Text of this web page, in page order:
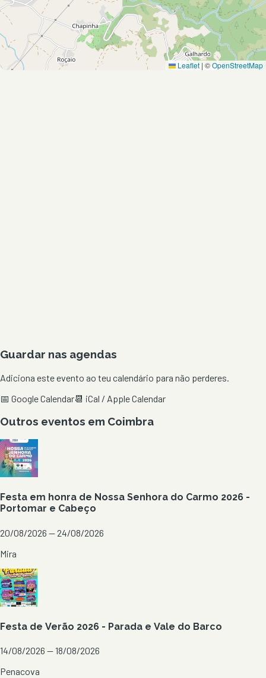
Leaflet | ©OpenStreetMap
Guardar nas agendas
Adiciona este evento ao teu calendário para não perderes.
📅 Google Calendar📆 iCal / Apple Calendar
Outros eventos em Coimbra
Festa em honra de Nossa Senhora do Carmo 2026 -
Portomar e Cabeço
20/08/2026 — 24/08/2026
Mira
Festa de Verão 2026 - Parada e Vale do Barco
14/08/2026 — 18/08/2026
Penacova